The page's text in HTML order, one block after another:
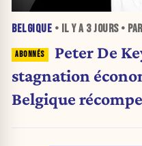
BELGIQUE • IL Y A 3 JOURS•
Peter De
stagnation
Belgique